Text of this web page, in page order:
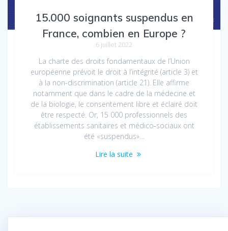
15.000 soignants suspendus en
France, combien en Europe ?
6 juillet 2022
La charte des droits fondamentaux de l’Union
européenne prévoit le droit à l’intégrité (article 3) et
à la non-discrimination (article 21). Elle affirme
notamment que dans le cadre de la médecine et
de la biologie, le consentement libre et éclairé doit
être respecté. Or, 15 000 professionnels des
établissements sanitaires et médico‑sociaux ont
été «suspendus»…
Lire la suite